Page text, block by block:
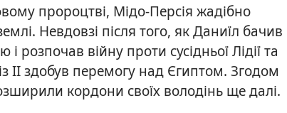
пророцтві, Мідо-Персія жадібно
Невдовзі після того, як Даниїл бачив
розпочав війну проти сусідньої Лідії та
II здобув перемогу над Єгиптом. Згодом
кордони своїх володінь ще далі.